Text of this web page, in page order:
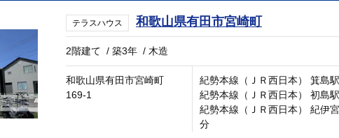
テラスハウス 和歌山県有田市宮崎町
2階建て /築3年 / 木造
和歌山県有田市宮崎町
169-1
紀勢本線（ＪＲ西日本） 箕島
紀勢本線（ＪＲ西日本） 初島
紀勢本線（ＪＲ西日本） 紀伊
分